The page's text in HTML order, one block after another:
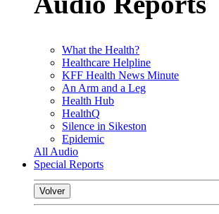
What the Health?
Healthcare Helpline
KFF Health News Minute
An Arm and a Leg
Health Hub
HealthQ
Silence in Sikeston
Epidemic
All Audio
Special Reports
Volver